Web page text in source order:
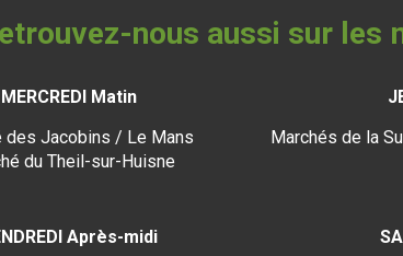
nous aussi sur les
MERCREDI Matin
des Jacobins / Le Mans
du Theil-sur-Huisne
Marchés de la
Après-midi